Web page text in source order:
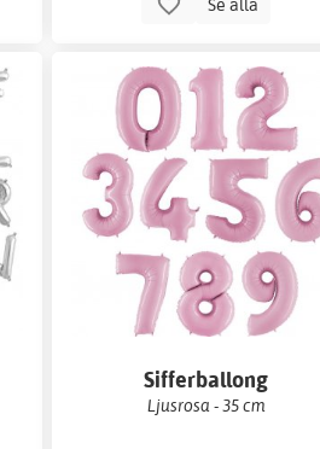
Sifferballong
Ljusrosa - 35 cm